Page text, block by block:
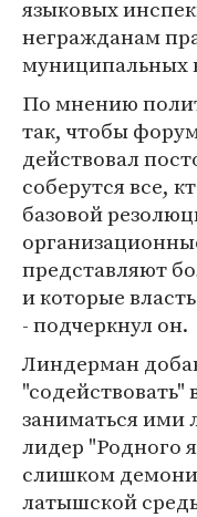
языковых
негражданам
муниципальных
По мнению
так, чтобы
действовал
соберутся все,
базовой
представляют
и которые
- подчеркнул он.
Линдерман
заниматься ими
лидер "Родного
слишком
латышской